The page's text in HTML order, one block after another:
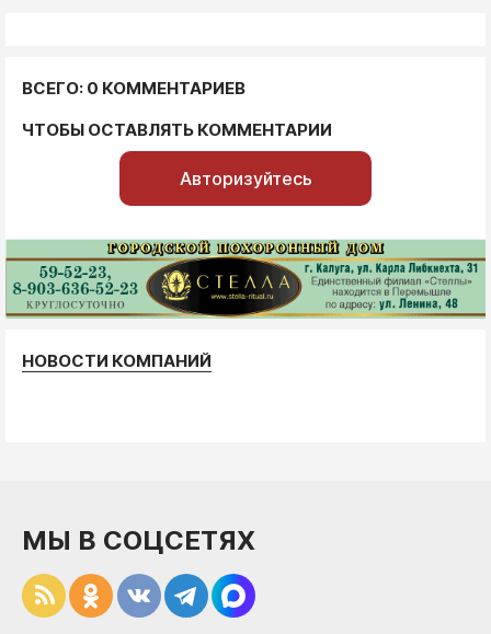
ВСЕГО: 0 КОММЕНТАРИЕВ
ЧТОБЫ ОСТАВЛЯТЬ КОММЕНТАРИИ
Авторизуйтесь
НОВОСТИ КОМПАНИЙ
МЫ В СОЦСЕТЯХ